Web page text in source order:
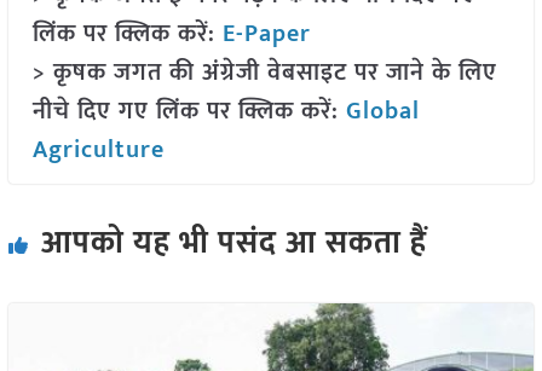
लिंक पर क्लिक करें: E-Paper
> कृषक जगत की अंग्रेजी वेबसाइट पर जाने के लिए
नीचे दिए गए लिंक पर क्लिक करें: Global
Agriculture
आपको यह भी पसंद आ सकता हैं